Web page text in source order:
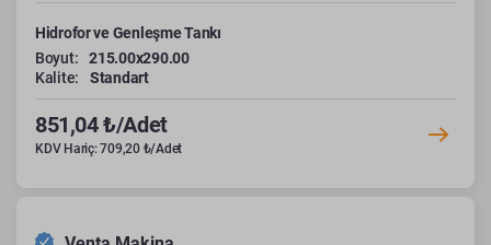
Hidrofor ve Genleşme Tankı
Boyut:
215.00x290.00
Kalite:
Standart
851,04 ₺/Adet
KDV Hariç: 709,20 ₺/Adet